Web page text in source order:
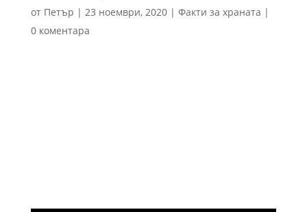
от Петър | 23 ноември, 2020| Факти за храната |
0 коментара